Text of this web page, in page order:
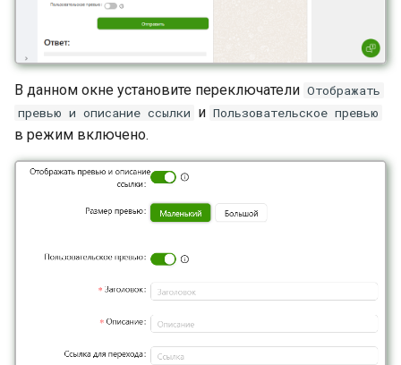
В данном окне установите переключатели Отображать
превью и описание ссылки и Пользовательское превью
в режим включено.